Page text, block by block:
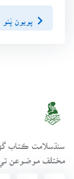
پويون پَنو
مختلف موضوعن